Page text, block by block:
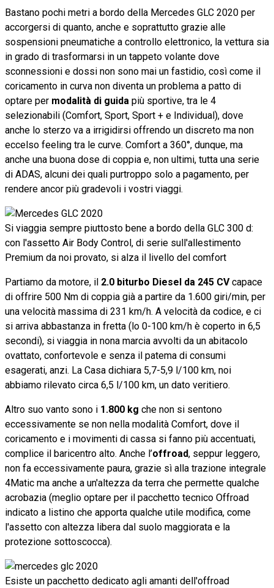
Bastano pochi metri a bordo della Mercedes GLC 2020 per
accorgersi di quanto, anche e soprattutto grazie alle
sospensioni pneumatiche a controllo elettronico, la vettura sia
in grado di trasformarsi in un tappeto volante dove
sconnessioni e dossi non sono mai un fastidio, così come il
coricamento in curva non diventa un problema a patto di
optare per modalità di guida più sportive, tra le 4
selezionabili (Comfort, Sport, Sport + e Individual), dove
anche lo sterzo va a irrigidirsi offrendo un discreto ma non
eccelso feeling tra le curve. Comfort a 360°, dunque, ma
anche una buona dose di coppia e, non ultimi, tutta una serie
di ADAS, alcuni dei quali purtroppo solo a pagamento, per
rendere ancor più gradevoli i vostri viaggi.
Si viaggia sempre piuttosto bene a bordo della GLC 300 d:
con l'assetto Air Body Control, di serie sull'allestimento
Premium da noi provato, si alza il livello del comfort
Partiamo da motore, il 2.0 biturbo Diesel da 245 CVcapace
di offrire 500 Nm di coppia già a partire da 1.600 giri/min, per
una velocità massima di 231 km/h. A velocità da codice, e ci
si arriva abbastanza in fretta (lo 0-100 km/h è coperto in 6,5
secondi), si viaggia in nona marcia avvolti da un abitacolo
ovattato, confortevole e senza il patema di consumi
esagerati, anzi. La Casa dichiara 5,7-5,9 l/100 km, noi
abbiamo rilevato circa 6,5 l/100 km, un dato veritiero.
Altro suo vanto sono i 1.800 kg che non si sentono
eccessivamente se non nella modalità Comfort, dove il
coricamento e i movimenti di cassa si fanno più accentuati,
complice il baricentro alto. Anche l’offroad, seppur leggero,
non fa eccessivamente paura, grazie sì alla trazione integrale
4Matic ma anche a un'altezza da terra che permette qualche
acrobazia (meglio optare per il pacchetto tecnico Offroad
indicato a listino che apporta qualche utile modifica, come
l'assetto con altezza libera dal suolo maggiorata e la
protezione sottoscocca).
Esiste un pacchetto dedicato agli amanti dell'offroad